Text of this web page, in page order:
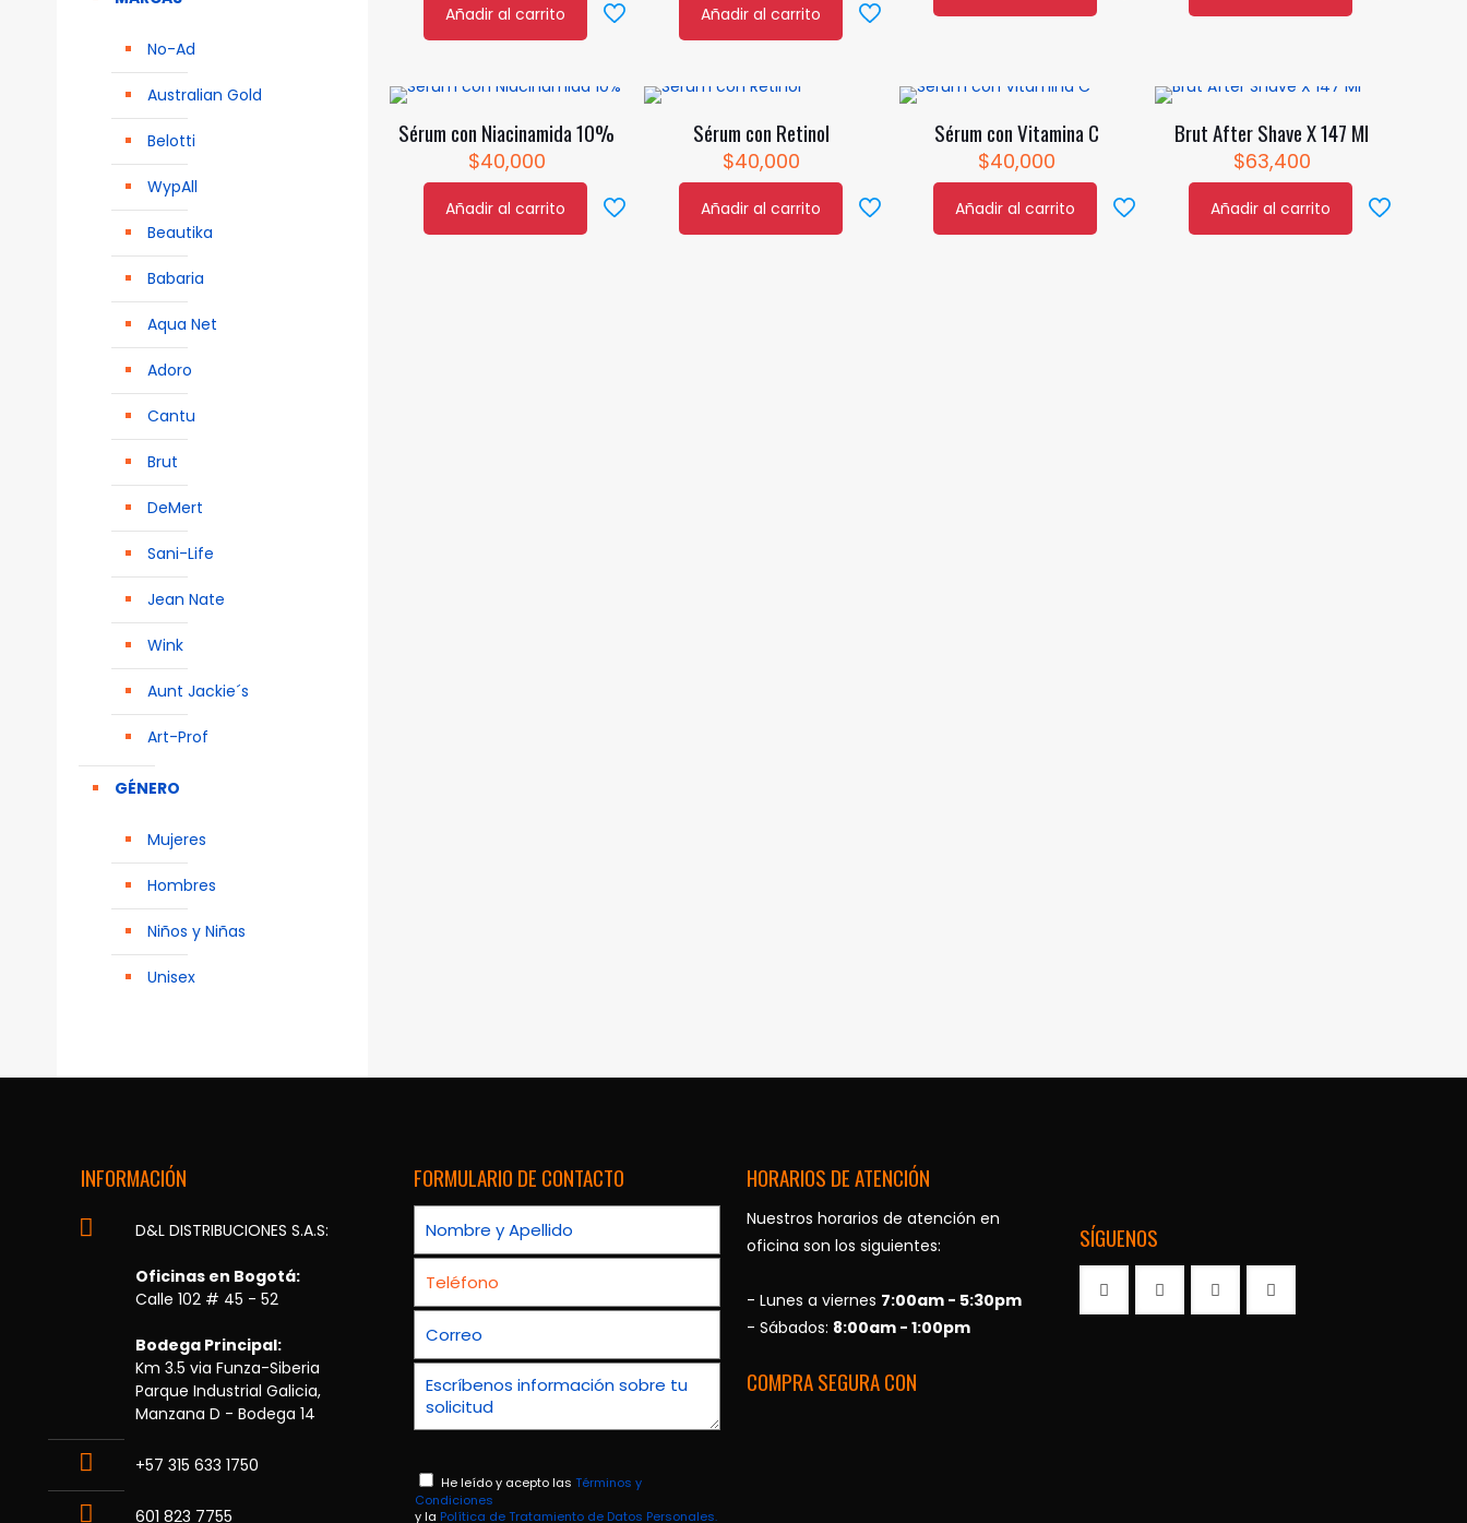
Añadir al carrito Añadir al carrito
Sérum con Niacinamida 10%
$40,000
Añadir al carrito
Sérum con Retinol
$40,000
Añadir al carrito
Sérum con Vitamina C
$40,000
Añadir al carrito
Brut After Shave X 147 Ml
$63,400
Añadir al carrito
No-Ad
Australian Gold
Belotti
WypAll
Beautika
Babaria
Aqua Net
Adoro
Cantu
Brut
DeMert
Sani-Life
Jean Nate
Wink
Aunt Jackie´s
Art-Prof
GÉNERO
Mujeres
Hombres
Niños y Niñas
Unisex
INFORMACIÓN
D&L DISTRIBUCIONES S.A.S:
Oficinas en Bogotá:
Calle 102 # 45 - 52
Bodega Principal:
Km 3.5 via Funza-Siberia
Parque Industrial Galicia,
Manzana D - Bodega 14
+57 315 633 1750
601 823 7755
FORMULARIO DE CONTACTO
He leído y acepto las Términos y
Condiciones
y la Política de Tratamiento de Datos Personales.
HORARIOS DE ATENCIÓN
Nuestros horarios de atención en
oficina son los siguientes:
- Lunes a viernes 7:00am - 5:30pm
- Sábados: 8:00am - 1:00pm
COMPRA SEGURA CON
SÍGUENOS